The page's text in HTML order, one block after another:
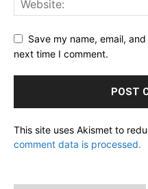
Save my name, email,
next time I comment.
This site uses Akismet to
comment data is processed.